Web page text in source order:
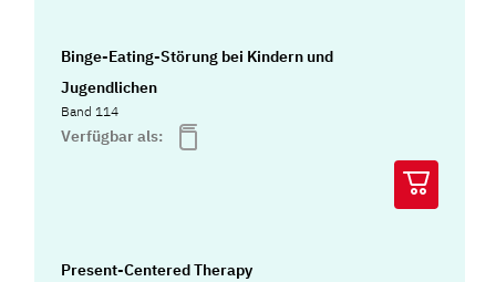
Binge-Eating-Störung bei Kindern und
Jugendlichen
Band 114
Verfügbar als:
Present-Centered Therapy